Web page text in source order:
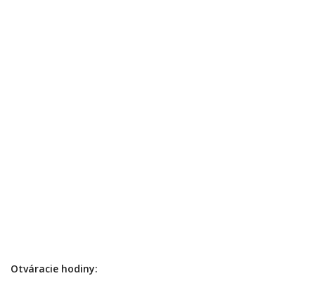
Otváracie hodiny: